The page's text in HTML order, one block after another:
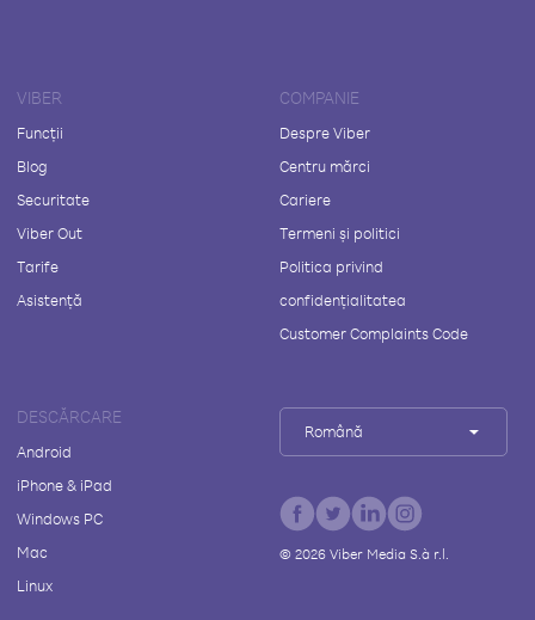
VIBER
Funcții
Blog
Securitate
Viber Out
Tarife
Asistență
COMPANIE
Despre Viber
Centru mărci
Cariere
Termeni și politici
Politica privind
confidențialitatea
Customer Complaints Code
DESCĂRCARE
Android
iPhone & iPad
Windows PC
Mac
Linux
Română
© 2026Viber Media S.à r.l.